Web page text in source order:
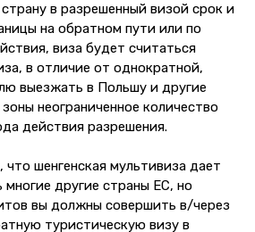
в разрешенный визой срок и
на обратном пути или по
виза будет считаться
в отличие от однократной,
выезжать в Польшу и другие
неограниченное количество
действия разрешения.
шенгенская мультивиза дает
другие страны ЕС, но
вы должны совершить в/через
туристическую визу в